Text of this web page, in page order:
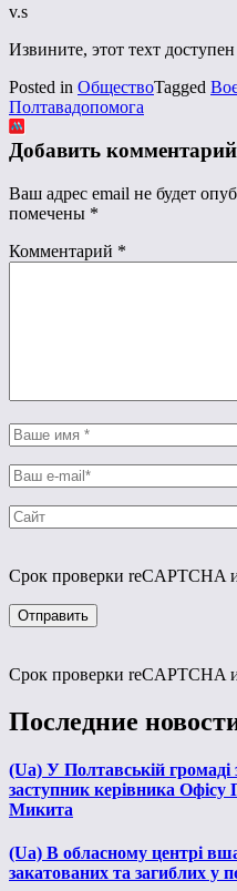
v.s
Извините, этот техт
Posted in ОбществоTagged
Полтавадопомога
Добавить комментарий
Ваш адрес email не будет
помечены *
Комментарий *
Срок проверки reCAPTCHA
Срок проверки reCAPTCHA
Последние
(Ua) У Полтавській громаді
заступник керівника Офісу
Микита
(Ua) В обласному центрі
закатованих та загиблих у